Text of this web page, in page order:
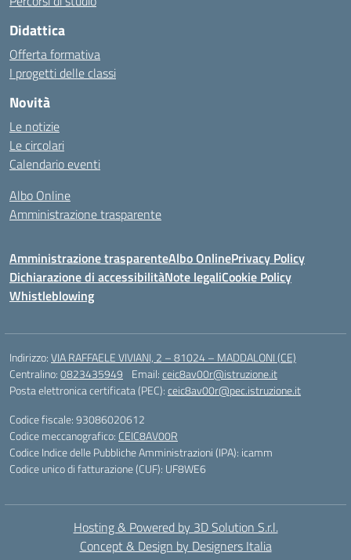
Didattica
Offerta formativa
I progetti delle classi
Novità
Le notizie
Le circolari
Calendario eventi
Albo Online
Amministrazione trasparente
Amministrazione trasparenteAlbo OnlinePrivacy Policy
Dichiarazione di accessibilitàNote legaliCookie Policy
Whistleblowing
Indirizzo:VIA RAFFAELE VIVIANI, 2 – 81024 – MADDALONI (CE)
Centralino:0823435949 Email:ceic8av00r@istruzione.it
Posta elettronica certificata (PEC):ceic8av00r@pec.istruzione.it
Codice fiscale: 93086020612
Codice meccanografico: CEIC8AV00R
Codice Indice delle Pubbliche Amministrazioni (IPA): icamm
Codice unico di fatturazione (CUF): UF8WE6
Hosting & Powered by 3D Solution S.r.l.
Concept & Design by Designers Italia